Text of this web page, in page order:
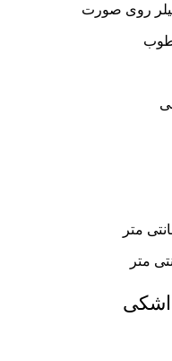
روی صورت